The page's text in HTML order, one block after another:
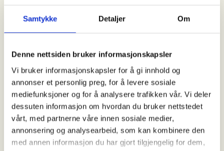
Samtykke Detaljer Om
Denne nettsiden bruker informasjonskapsler
Vi bruker informasjonskapsler for å gi innhold og
annonser et personlig preg, for å levere sosiale
mediefunksjoner og for å analysere trafikken vår. Vi deler
dessuten informasjon om hvordan du bruker nettstedet
vårt, med partnerne våre innen sosiale medier,
annonsering og analysearbeid, som kan kombinere den
med annen informasjon du har gjort tilgjengelig for dem,
kaare.smeland@altiboxmail.no
Rykkinn!
Turene går hver mandag kl 11:00 fra Rykkinn
seniorsenter, Hugins vei 9, 1349 Rykkinn. (Unntatt
helligdager og skolens ferier).
Turgruppen på Rykkinn går kortere rundturer i
nærområdet og kategoriseres som «enkel». Siste
mandag i måneden går vi en litt lengre tur og bruker